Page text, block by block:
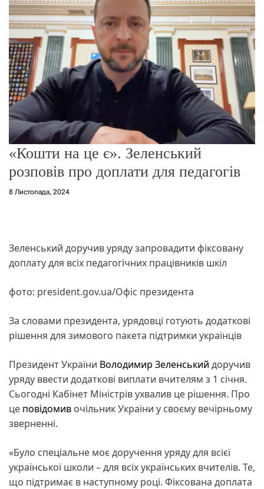
о
р
е
и
м
у
«Кошти на це є». Зеленський
розповів про доплати для педагогів
8 Листопада, 2024
Зеленський доручив уряду запровадити фіксовану
доплату для всіх педагогічних працівників шкіл
фото: president.gov.ua/Офіс президента
За словами президента, урядовці готують додаткові
рішення для зимового пакета підтримки українців
Президент України Володимир Зеленський доручив
уряду ввести додаткові виплати вчителям з 1 січня.
Сьогодні Кабінет Міністрів ухвалив це рішення. Про
це повідомив очільник України у своєму вечірньому
зверненні.
«Було спеціальне моє доручення уряду для всієї
української школи – для всіх українських вчителів. Те,
що підтримає в наступному році. Фіксована доплата